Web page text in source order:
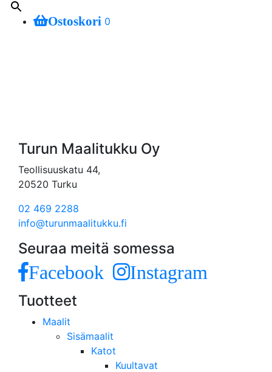
Ostoskori 0
Turun Maalitukku Oy
Teollisuuskatu 44,
20520 Turku
02 469 2288
info@turunmaalitukku.fi
Seuraa meitä somessa
Facebook Instagram
Tuotteet
Maalit
Sisämaalit
Katot
Kuultavat